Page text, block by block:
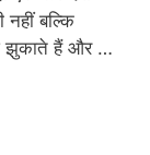
नहीं बल्कि
झुकाते हैं और …